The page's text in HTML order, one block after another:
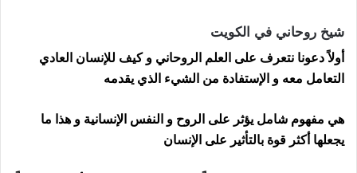
شيخ روحاني في الكويت
أولاً دعونا نتعرف على العلم الروحاني و كيف للإنسان العادي
التعامل معه و الإستفادة من الشيء الذي يقدمه
هي مفهوم شامل يؤثر على الروح و النفس الإنسانية و هذا ما
يجعلها أكثر قوة بالتأثير على الإنسان